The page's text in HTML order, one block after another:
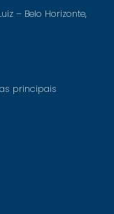
– Belo Horizonte,
principais